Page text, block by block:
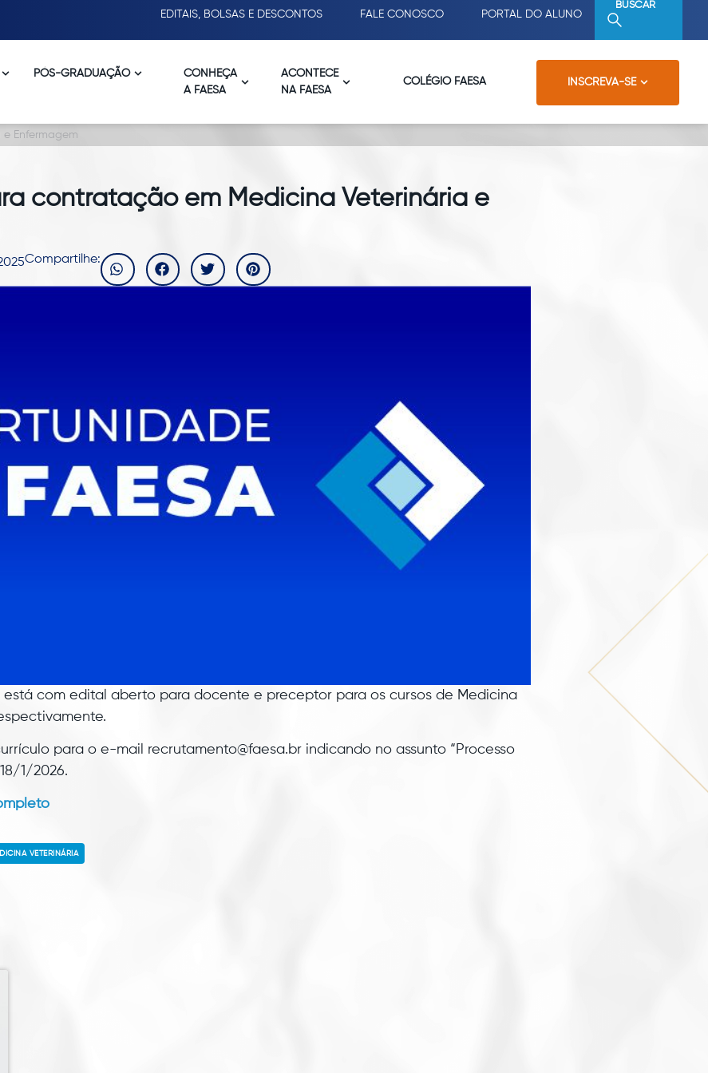
EDITAIS, BOLSAS E DESCONTOS FALE CONOSCO PORTAL DO ALUNO
BUSCAR
PÓS-GRADUAÇÃO
INSCREVA-SE
CONHEÇA
A FAESA
ACONTECE
NA FAESA
COLÉGIO FAESA
Enfermagem
contratação em Medicina Veterinária e
Compartilhe:
está com edital aberto para docente e preceptor para os cursos de Medicina
para o e-mail recrutamento@faesa.br indicando no assunto “Processo
1/2026.
VETERINÁRIA